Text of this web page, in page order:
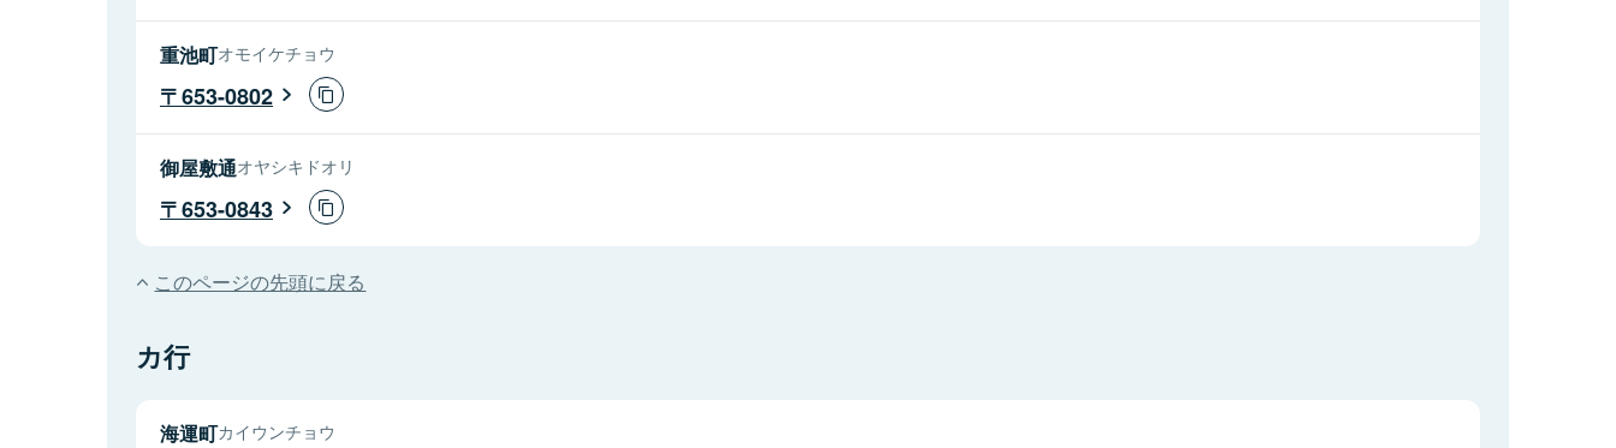
重池町オモイケチョウ
653-0802
御屋敷通オヤシキドオリ
653-0843
このページの先頭に戻る
カ行
海運町カイウンチョウ